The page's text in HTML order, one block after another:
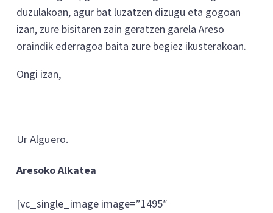
duzulakoan, agur bat luzatzen dizugu eta gogoan
izan, zure bisitaren zain geratzen garela Areso
oraindik ederragoa baita zure begiez ikusterakoan.
Ongi izan,
Ur Alguero.
Aresoko Alkatea
[vc_single_image image=”1495″